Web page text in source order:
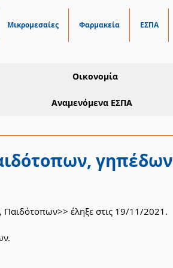
Μικρομεσαίες Φαρμακεία ΕΣΠΑ
Οικονομία
Αναμενόμενα ΕΣΠΑ
γηπέδων
έληξε στις 19/11/2021.